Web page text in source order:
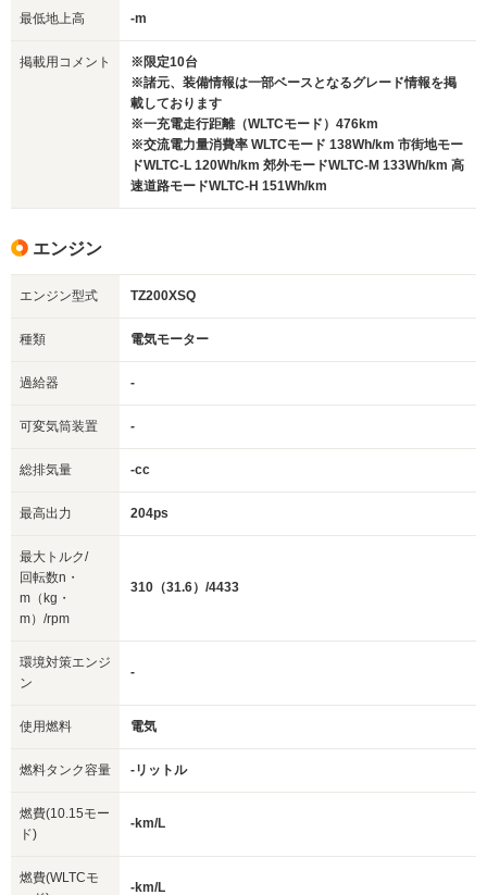
最低地上高 -m
掲載用コメント
※限定10台
※諸元、装備情報は一部ベースとなるグレード情報を掲
載しております
※一充電走行距離（WLTCモード）476km
※交流電力量消費率 WLTCモード 138Wh/km 市街地モー
ドWLTC-L 120Wh/km 郊外モードWLTC-M 133Wh/km 高
速道路モードWLTC-H 151Wh/km
エンジン
エンジン型式 TZ200XSQ
種類 電気モーター
過給器 -
可変気筒装置 -
総排気量 -cc
最高出力 204ps
最大トルク/
回転数n・
m（kg・
m）/rpm
310（31.6）/4433
環境対策エンジ
ン
-
使用燃料 電気
燃料タンク容量 -リットル
燃費(10.15モー
ド)
-km/L
燃費(WLTCモ
-km/L